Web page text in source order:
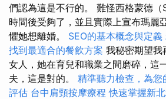
們認為這是不行的。 難怪西格蒙德
時間後受夠了，並且實際上宣布瑪麗
懼她想離婚。 SEO的基本概念與定義
找到最適合的餐飲方案 我秘密期望我
女人，她在育兒和職業之間磨碎，這
夫，這是對的。 精準聽力檢查，為
評估 台中肩頸按摩療程快速掌握新